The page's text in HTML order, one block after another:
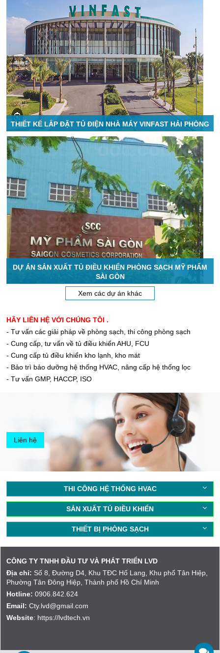
THIẾT KẾ LẮP ĐẶT TỦ ĐIỆN NHÀ MÁY VINFAST HẢI PHÒNG
DỰ ÁN SẢN XUẤT TỦ ĐIỀU KHIỂN PHÒNG SẠCH MỸ PHẨM
SÀI GÒN
Xem các dự án khác
HÃY LIÊN HỆ VỚI CHÚNG TÔI .
- Tư vấn các giải pháp về phòng sạch, thi công phòng sạch
- Cung cấp, tư vấn về tủ điều khiển AHU, FCU
- Cung cấp tủ điều khiển kho lạnh, kho mát
- Bảo trì bảo dưỡng hệ thống HVAC, nâng cấp hệ thống lọc
- Tư vấn GMP, HACCP, ISO
Liên hệ
THI CÔNG HỆ THỐNG HVAC
SẢN XUẤT TỦ ĐIỀU KHIỂN
THIẾT BỊ PHÒNG SẠCH
CÔNG TY TNHH ĐẦU TƯ VÀ PHÁT TRIỂN LVD
Địa chỉ: Số 8, Đường D4, Khu TĐC Hố Lang, Khu phố Tân Hiệp,
Phường Tân Đông Hiệp, Thành phố Hồ Chí Minh
Hotline: 0906.842.624
Email: Cty.lvd@gmail.com
Website: https://lvdtech.vn